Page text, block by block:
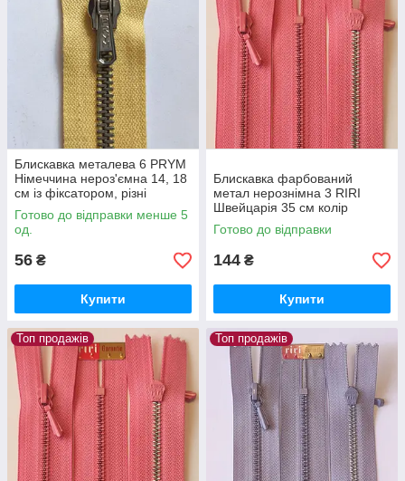
Блискавка металева 6 PRYM
Німеччина нероз'ємна 14, 18
см із фіксатором, різні
кольори, колір Жовтий
Готово до відправки менше 5
од.
56 ₴
Купити
Блискавка фарбований
метал нерознімна 3 RIRI
Швейцарія 35 см колір
Рожевий
Готово до відправки
144 ₴
Купити
Топ продажів Топ продажів